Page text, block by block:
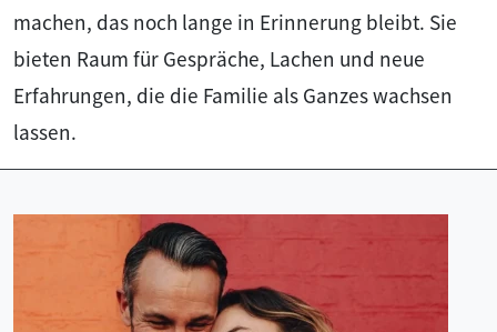
machen, das noch lange in Erinnerung bleibt. Sie
bieten Raum für Gespräche, Lachen und neue
Erfahrungen, die die Familie als Ganzes wachsen
lassen.